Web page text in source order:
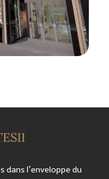
dans l’enveloppedu